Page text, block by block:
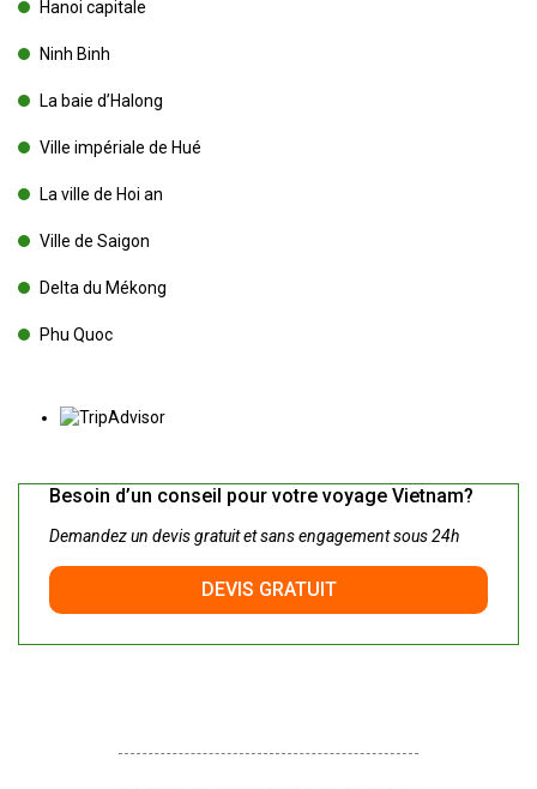
Hanoi capitale
Ninh Binh
La baie d’Halong
Ville impériale de Hué
La ville de Hoi an
Ville de Saigon
Delta du Mékong
Phu Quoc
Besoin d’un conseil pour votre voyage Vietnam?
Demandez un devis gratuit et sans engagement sous 24h
DEVIS GRATUIT